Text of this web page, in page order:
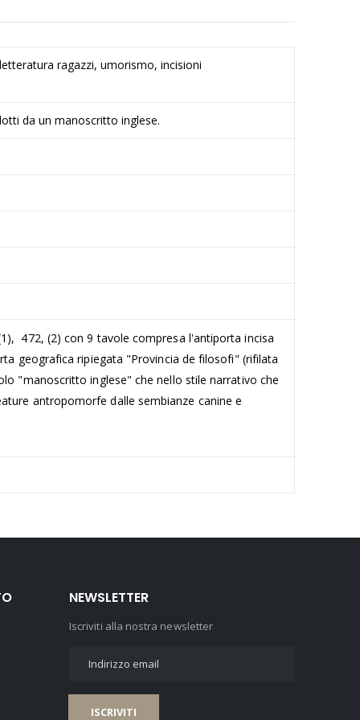
ragazzi, umorismo, incisioni
da un manoscritto inglese.
472, (2) con 9 tavole compresa l'antiporta incisa
geografica ripiegata "Provincia de filosofi" (rifilata
"manoscritto inglese" che nello stile narrativo che
antropomorfe dalle sembianze canine e
NEWSLETTER
Iscriviti alla nostra newsletter
ISCRIVITI